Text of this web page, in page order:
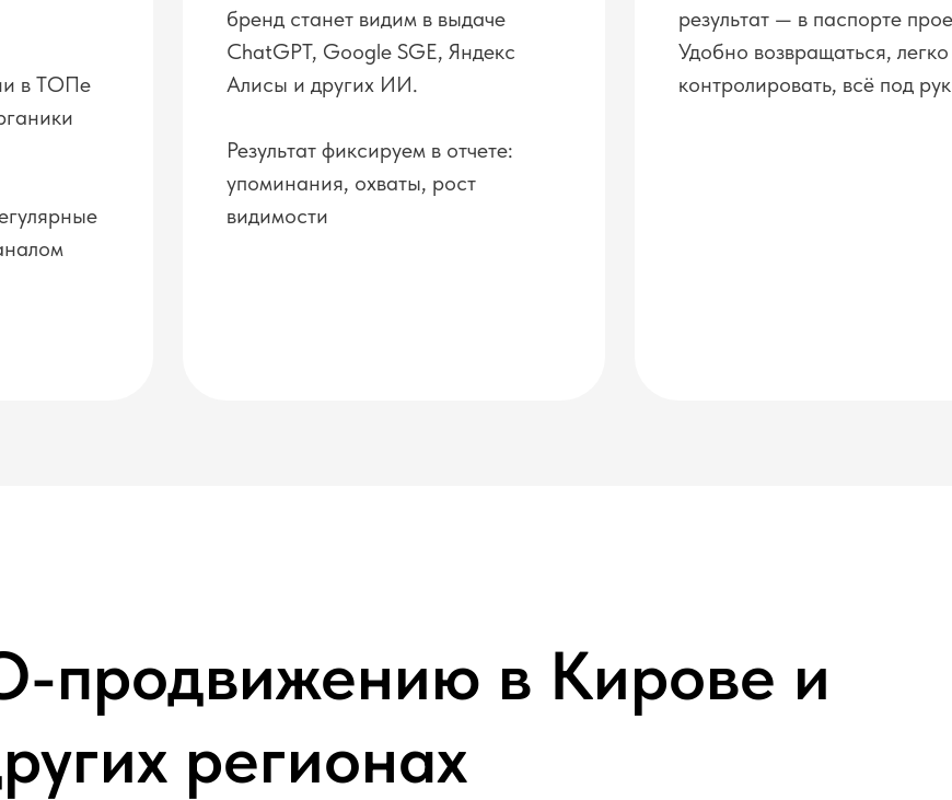
результат — в паспорте
Удобно возвращаться, легко
контролировать, всё под
бренд станет видим в выдаче
ChatGPT, Google SGE, Яндекс
Алисы и других ИИ.
Результат фиксируем в отчете:
упоминания, охваты, рост
видимости
в ТОПе
продвижению в Кирове и
регионах